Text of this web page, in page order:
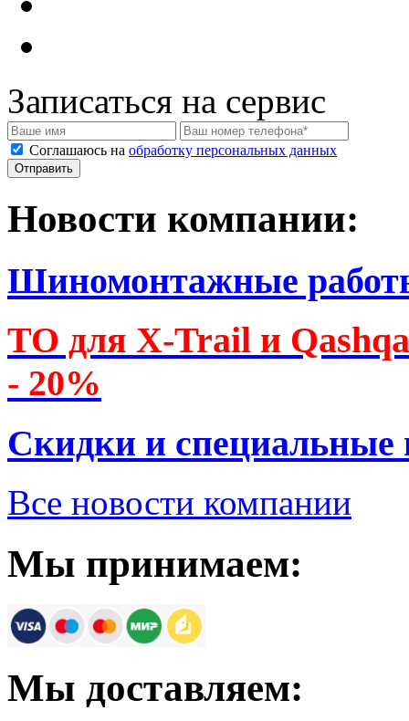
Записаться на сервис
Соглашаюсь на обработку персональных данных
Новости компании:
Шиномонтажные
ТО для X-Trail и
- 20%
Скидки и специальные
Все новости компании
Мы принимаем:
Мы доставляем: